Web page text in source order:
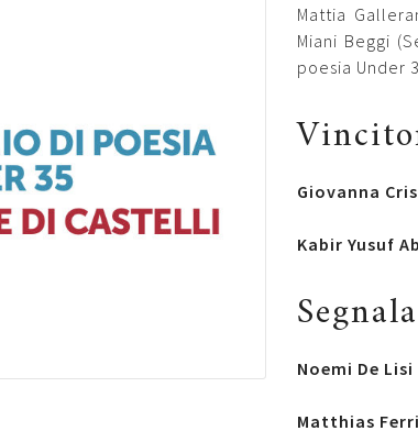
Mattia
Miani Beggi
poesia Under
Giovanna
Kabir Yusuf
Noemi De Lisi
Matthias